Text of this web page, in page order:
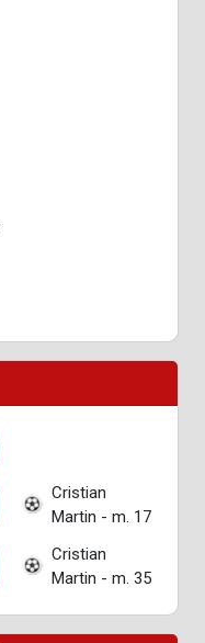
Cristian
Martin - m. 17
Cristian
Martin - m. 35